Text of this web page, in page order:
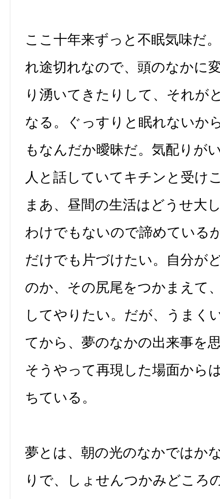
ここ十年来ずっと不眠気味だ
れ途切れなので、頭のなかに
り湧いてきたりして、それが
なる。ぐっすりと眠れないか
もなんだか曖昧だ。気配りが
人と話していてキチンと受け
まあ、昼間の生活はどうせ大
わけでもないので諦めている
だけでも片づけたい。自分が
のか、その尻尾をつかまえて
してやりたい。だが、うまく
てから、夢のなかの出来事を
そうやって再現した場面から
ちている。
夢とは、朝の光のなかではか
りで、しょせんつかみどころ